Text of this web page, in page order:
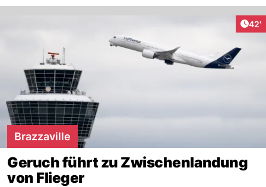
42'
Brazzaville
Geruch führt zu Zwischenlandung
von Flieger